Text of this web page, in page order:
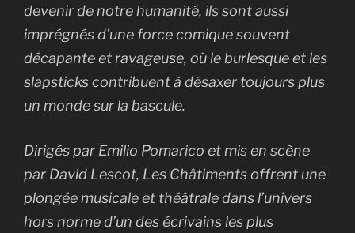
devenir de notre humanité, ils sont aussi
imprégnés d’une force comique souvent
décapante et ravageuse, où le burlesque et les
slapsticks contribuent à désaxer toujours plus
un monde sur la bascule.
Dirigés par Emilio Pomarico et mis en scène
par David Lescot, Les Châtiments offrent une
plongée musicale et théâtrale dans l’univers
hors norme d’un des écrivains les plus